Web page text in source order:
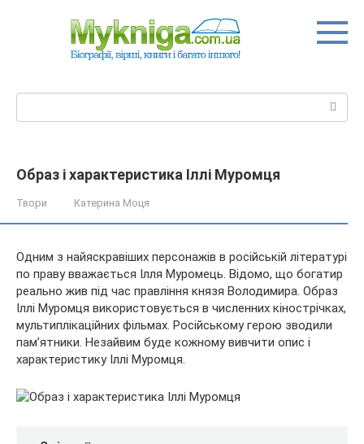
Образ і характеристика Іллі Муромця
Твори Катерина Моця
Одним з найяскравіших персонажів в російській літературі
по праву вважається Ілля Муромець. Відомо, що богатир
реально жив під час правління князя Володимира. Образ
Іллі Муромця використовується в численних кінострічках,
мультиплікаційних фільмах. Російському герою зводили
пам’ятники. Незайвим буде кожному вивчити опис і
характеристику Іллі Муромця.